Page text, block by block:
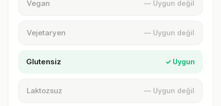
Vegan — Uygun değil
Vejetaryen — Uygun değil
Glutensiz ✓ Uygun
Laktozsuz — Uygun değil